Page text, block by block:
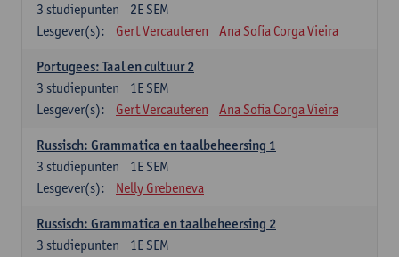
2E SEM
3 studiepunten
Lesgever(s):
Gert Vercauteren Ana Sofia Corga Vieira
Portugees: Taal en cultuur 2
1E SEM
3 studiepunten
Lesgever(s):
Gert Vercauteren Ana Sofia Corga Vieira
Russisch: Grammatica en taalbeheersing 1
1E SEM
3 studiepunten
Lesgever(s):
Nelly Grebeneva
Russisch: Grammatica en taalbeheersing 2
1E SEM
3 studiepunten